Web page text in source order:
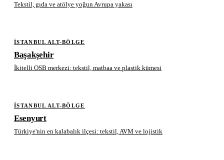
Tekstil, gıda ve atölye yoğun Avrupa yakası
İSTANBUL ALT-BÖLGE
Başakşehir
İkitelli OSB merkezi: tekstil, matbaa ve plastik kümesi
İSTANBUL ALT-BÖLGE
Esenyurt
Türkiye'nin en kalabalık ilçesi: tekstil, AVM ve lojistik